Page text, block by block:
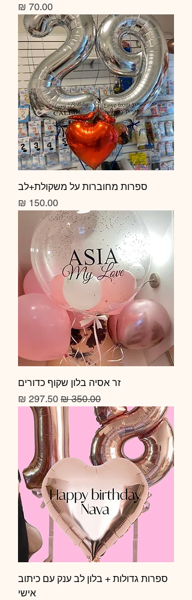
מחיר
ספרות מחוברות על משקולת+לב
מחיר
זר אסיה בלון שקוף כדורים
מחיר רגיל מחיר מבצע
ספרות גדולות + בלון לב ענק עם כיתוב
אישי